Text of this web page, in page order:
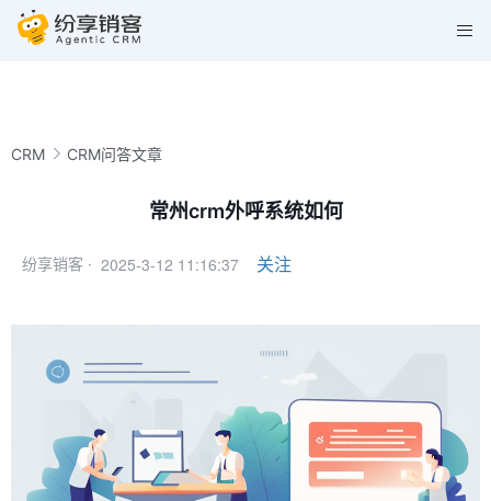
CRM CRM问答文章
常州crm外呼系统如何
纷享销客 · 2025-3-12 11:16:37 关注